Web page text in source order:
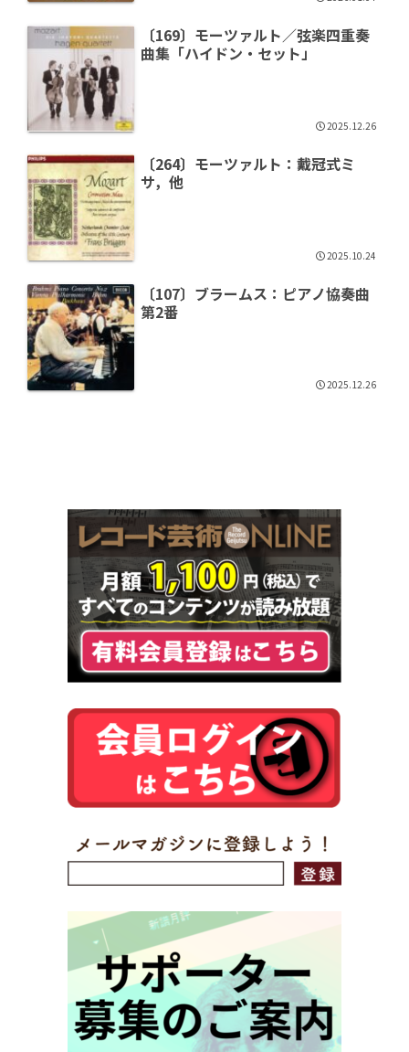
〔169〕モーツァルト／弦楽四重奏
曲集「ハイドン・セット」
2025.12.26
〔264〕モーツァルト：戴冠式ミ
サ，他
2025.10.24
〔107〕ブラームス：ピアノ協奏曲
第2番
2025.12.26